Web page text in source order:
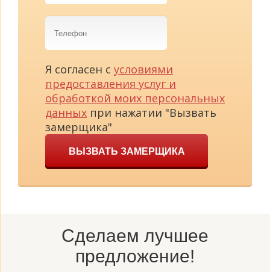
Телефон
Я согласен с условиями
предоставления услуг и
обработкой моих персональных
данных при нажатии "Вызвать
замерщика"
ВЫЗВАТЬ ЗАМЕРЩИКА
Сделаем лучшее
предложение!